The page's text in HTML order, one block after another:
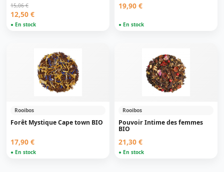
15,06 €
12,50 €
● En stock
19,90 €
● En stock
Rooibos
Forêt Mystique Cape town BIO
17,90 €
● En stock
Rooibos
Pouvoir Intime des femmes
BIO
21,30 €
● En stock